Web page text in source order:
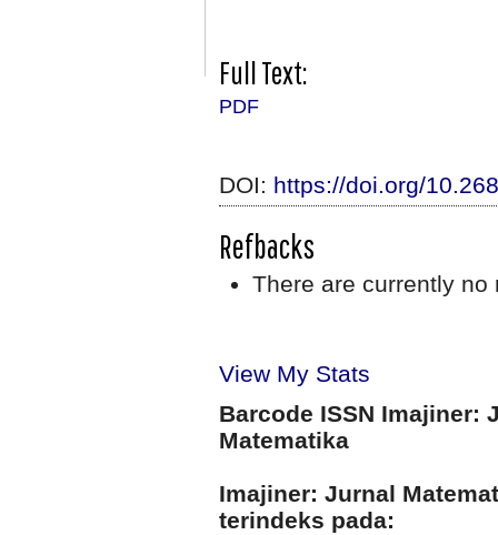
Full Text:
PDF
DOI: https://doi.org/
Refbacks
There are currently no
View My Stats
Barcode ISSN Imajiner:
Matematika
Imajiner: Jurnal
terindeks pada: